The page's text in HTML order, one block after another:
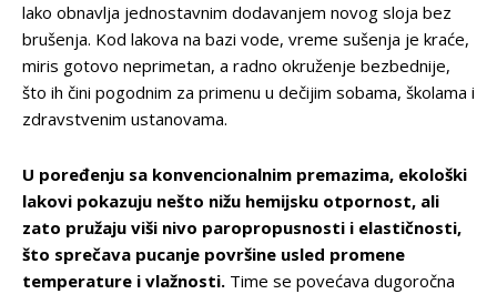
lako obnavlja jednostavnim dodavanjem novog sloja bez
brušenja. Kod lakova na bazi vode, vreme sušenja je kraće,
miris gotovo neprimetan, a radno okruženje bezbednije,
što ih čini pogodnim za primenu u dečijim sobama, školama i
zdravstvenim ustanovama.
U poređenju sa konvencionalnim premazima, ekološki
lakovi pokazuju nešto nižu hemijsku otpornost, ali
zato pružaju viši nivo paropropusnosti i elastičnosti,
što sprečava pucanje površine usled promene
temperature i vlažnosti. Time se povećava dugoročna